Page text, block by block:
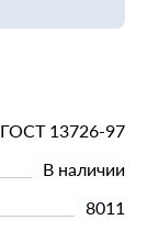
ГОСТ 13726-97
В наличии
8011